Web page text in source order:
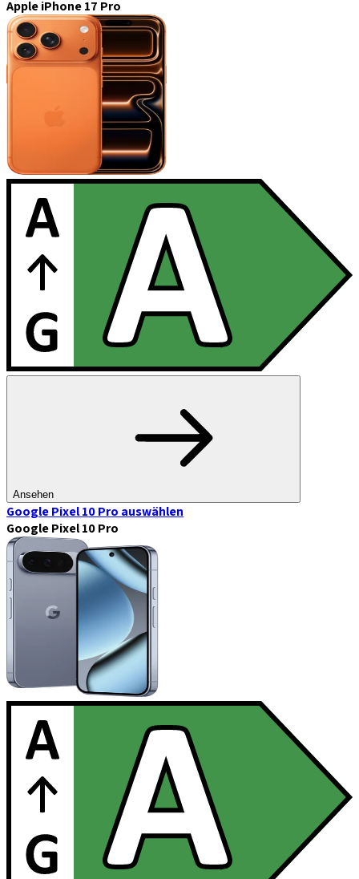
Apple iPhone 17 Pro
Ansehen
Google Pixel 10 Pro auswählen
Google Pixel 10 Pro